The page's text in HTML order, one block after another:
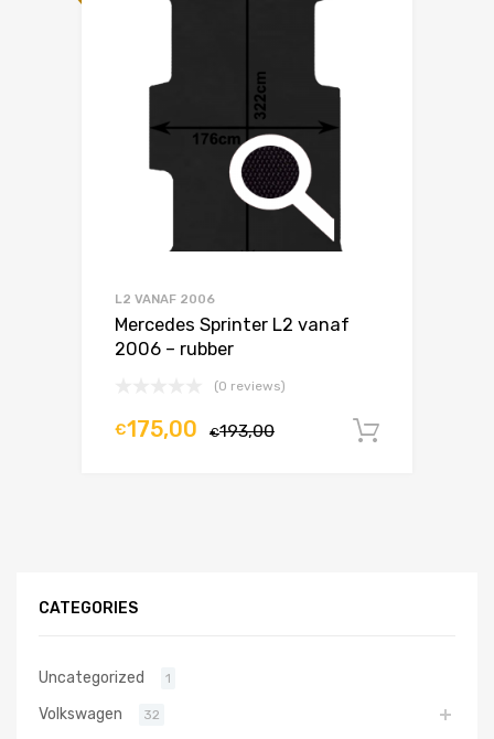
L2 VANAF 2006
Mercedes Sprinter L2 vanaf
2006 – rubber
(0 reviews)
€193,00
€175,00
CATEGORIES
Uncategorized 1
Volkswagen 32